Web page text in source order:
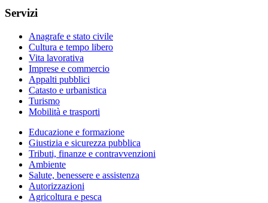
Servizi
Anagrafe e stato civile
Cultura e tempo libero
Vita lavorativa
Imprese e commercio
Appalti pubblici
Catasto e urbanistica
Turismo
Mobilità e trasporti
Educazione e formazione
Giustizia e sicurezza pubblica
Tributi, finanze e contravvenzioni
Ambiente
Salute, benessere e assistenza
Autorizzazioni
Agricoltura e pesca